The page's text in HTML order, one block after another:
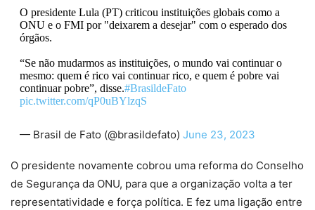
O presidente Lula (PT) criticou instituições globais como a
ONU e o FMI por "deixarem a desejar" com o esperado dos
órgãos.
“Se não mudarmos as instituições, o mundo vai continuar o
mesmo: quem é rico vai continuar rico, e quem é pobre vai
continuar pobre”, disse.#BrasildeFato
pic.twitter.com/qP0uBYlzqS
— Brasil de Fato (@brasildefato) June 23, 2023
O presidente novamente cobrou uma reforma do Conselho
de Segurança da ONU, para que a organização volta a ter
representatividade e força política. E fez uma ligação entre